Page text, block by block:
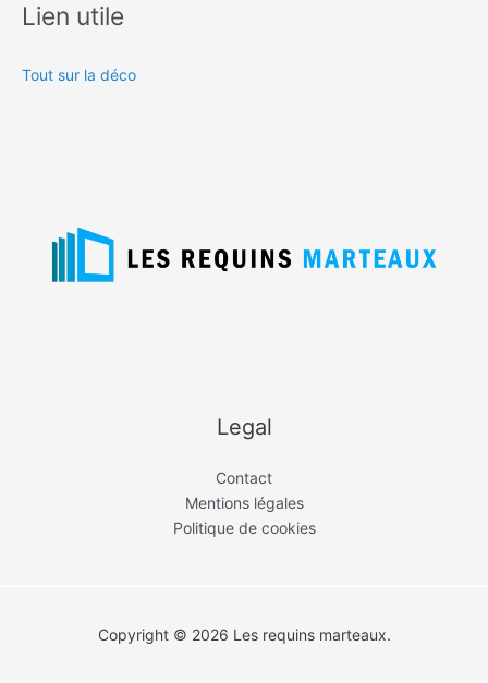
Lien utile
Tout sur la déco
Legal
Contact
Mentions légales
Politique de cookies
Copyright © 2026 Les requins marteaux.